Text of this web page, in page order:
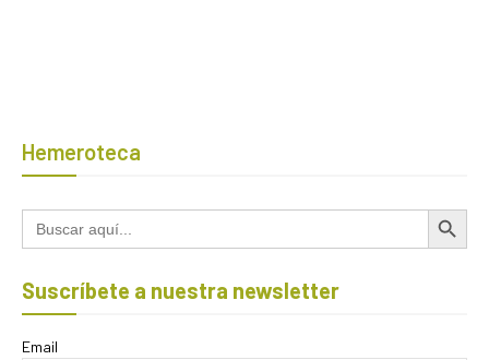
Hemeroteca
Buscar: Botón de
Suscríbete a nuestra newsletter
Email